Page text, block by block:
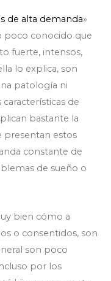
de alta demanda»
poco conocido que
fuerte, intensos,
lo explica, son
patología ni
de
bastante la
presentan estos
constante de
de sueño o
bien cómo a
o consentidos, son
son poco
por los